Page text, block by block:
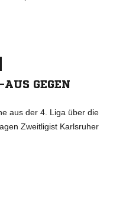
GEGEN
aus der 4. Liga über die
Zweitligist Karlsruher